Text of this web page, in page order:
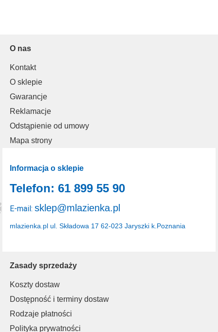
O nas
Kontakt
O sklepie
Gwarancje
Reklamacje
Odstąpienie od umowy
Mapa strony
Zasady sprzedaży
Koszty dostaw
Dostępność i terminy dostaw
Rodzaje płatności
Polityka prywatności
Informacja o sklepie
mlazienka.pl ul. Składowa 17 62-023 Jaryszki k.Poznania
Telefon: 61 899 55 90
E-mail: sklep@mlazienka.pl